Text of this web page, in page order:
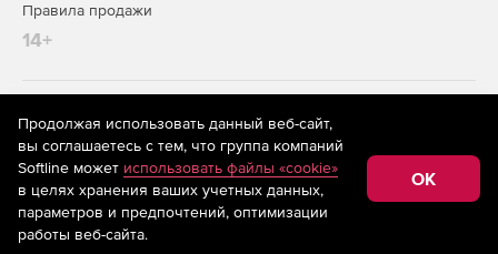
Правила продажи
14+
На информационном ресурсе store.softline.ru применяются
рекомендательные технологии
(информационные технологии
предоставления информации на основе сбора,
систематизации и анализа сведений, относящихся к
предпочтениям пользователей сети «Интернет»,
находящихся на территории Российской Федерации)
Продолжая использовать данный веб-сайт,
вы соглашаетесь с тем, что группа компаний
Softline может использовать файлы «cookie»
в целях хранения ваших учетных данных,
параметров и предпочтений, оптимизации
работы веб-сайта.
OK